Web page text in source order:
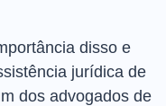
disso e
jurídica de
dos advogados de